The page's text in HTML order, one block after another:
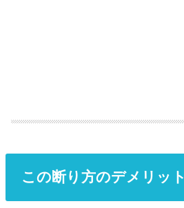
この断り方のデメリット